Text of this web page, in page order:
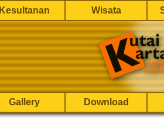
Kesultanan Wisata
Gallery Download